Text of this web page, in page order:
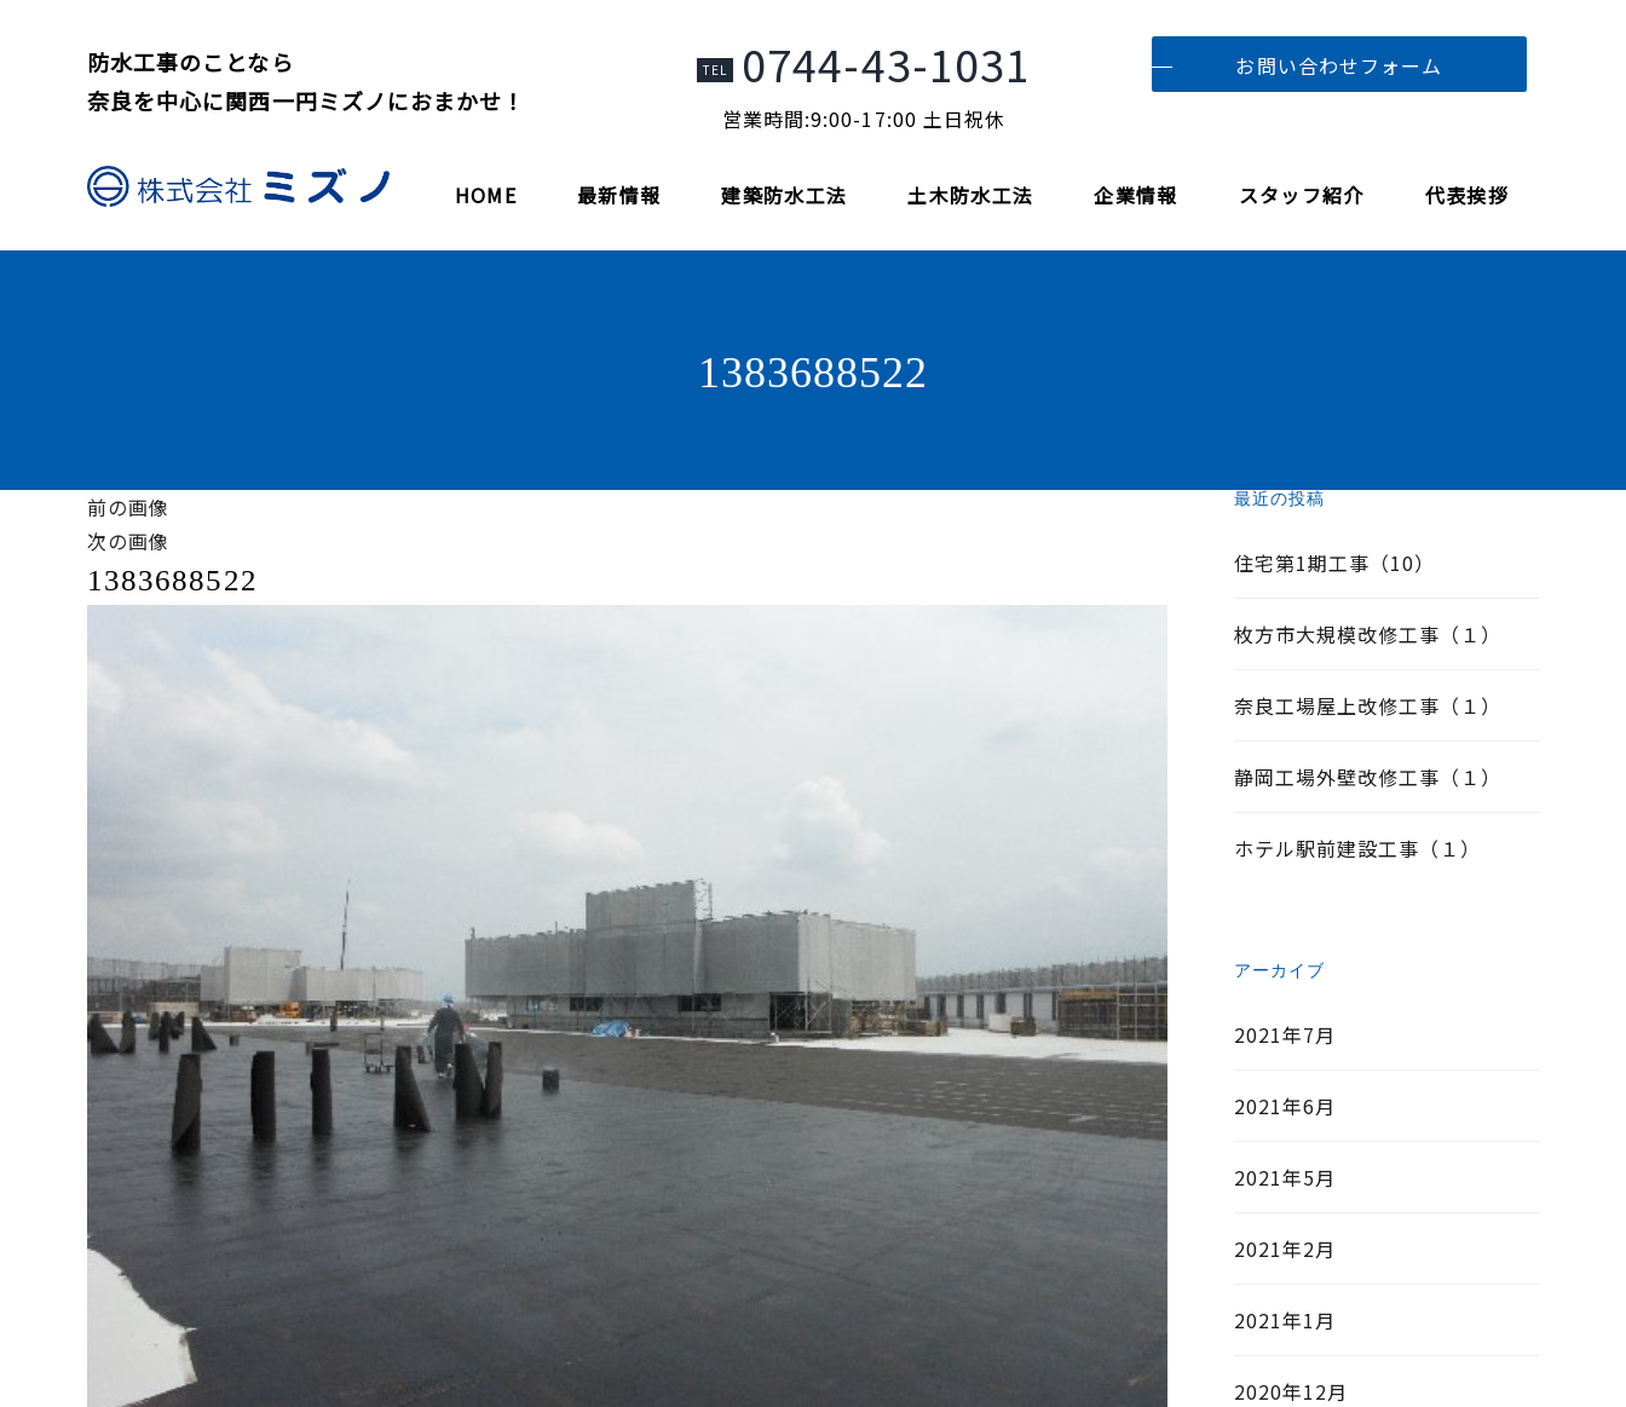
防水工事のことなら
奈良を中心に関西一円ミズノにおまかせ！
TEL 0744-43-1031
営業時間:9:00-17:00 土日祝休
お問い合わせフォーム
HOME 最新情報 建築防水工法 土木防水工法 企業情報 スタッフ紹介 代表挨拶
1383688522
前の画像
次の画像
1383688522
最近の投稿
住宅第1期工事（10）
枚方市大規模改修工事（１）
奈良工場屋上改修工事（１）
静岡工場外壁改修工事（１）
ホテル駅前建設工事（１）
アーカイブ
2021年7月
2021年6月
2021年5月
2021年2月
2021年1月
2020年12月